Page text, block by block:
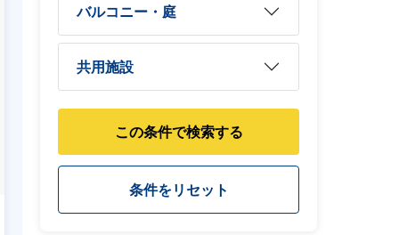
バルコニー・庭
共用施設